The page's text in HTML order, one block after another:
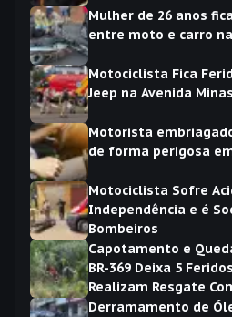
Mulher de 26 anos
entre moto e carro
Motociclista Fica
Jeep na Avenida
Motorista
de forma perigosa
Motociclista Sofre
Independência e é
Bombeiros
Capotamento e
BR-369 Deixa 5
Realizam Resgate
Derramamento de